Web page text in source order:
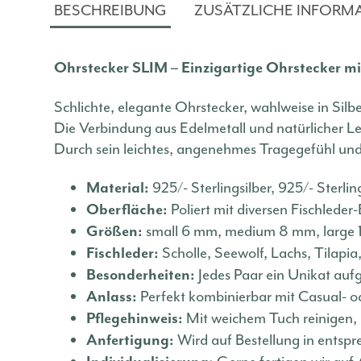
BESCHREIBUNG ZUSÄTZLICHE
Ohrstecker SLIM – Einzigartige Ohrstecker
Schlichte, elegante Ohrstecker, wahlweise in
Die Verbindung aus Edelmetall und natürlicher
Durch sein leichtes, angenehmes Tragegefühl
Material: 925/- Sterlingsilber, 925/-
Oberfläche: Poliert mit diversen
Größen: small 6 mm, medium 8 mm, large
Fischleder: Scholle, Seewolf, Lachs,
Besonderheiten: Jedes Paar ein Unikat
Anlass: Perfekt kombinierbar mit Casual-
Pflegehinweis: Mit weichem Tuch
Anfertigung: Wird auf Bestellung in